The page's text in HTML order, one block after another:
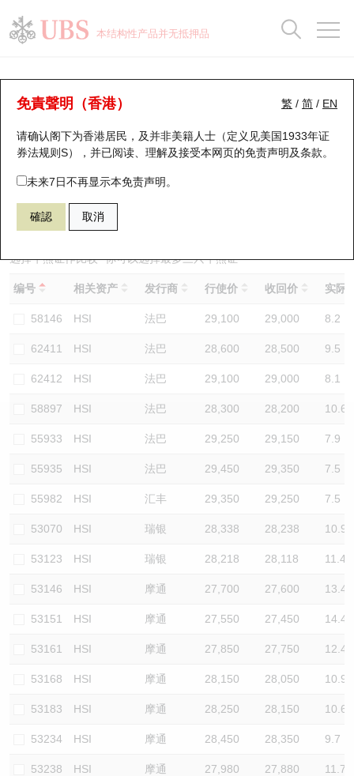
本结构性产品并无抵押品
繁 / 简 / EN
免責聲明（香港）
请确认阁下为香港居民，及并非美籍人士（定义见美国1933年证
券法规则S），并已阅读、理解及接受本网页的免责声明及条款。
未来7日不再显示本免责声明。
確認 取消
牛熊证分析仪
表现 街货统计 比较
53079 瑞银熊证 HSI 恒生指数
选择牛熊证作比较 *你可以选择最多三只牛熊证
编号 相关资产 发行商 行使价 收回价 实际
58146 HSI 法巴 29,100 29,000 8.2
62411 HSI 法巴 28,600 28,500 9.5
62412 HSI 法巴 29,100 29,000 8.1
58897 HSI 法巴 28,300 28,200 10.6
55933 HSI 法巴 29,250 29,150 7.9
55935 HSI 法巴 29,450 29,350 7.5
55982 HSI 汇丰 29,350 29,250 7.5
53070 HSI 瑞银 28,338 28,238 10.9
53123 HSI 瑞银 28,218 28,118 11.4
53146 HSI 摩通 27,700 27,600 13.4
53151 HSI 摩通 27,550 27,450 14.4
53161 HSI 摩通 27,850 27,750 12.4
53168 HSI 摩通 28,150 28,050 10.9
53183 HSI 摩通 28,250 28,150 10.6
53234 HSI 摩通 28,450 28,350 9.7
53238 HSI 摩通 27,980 27,880 11.7
瑞银认股证一览
新发行瑞银认股证
即将到期认股证
认股证到期结算价查找
认股证分析仪
认股证速算机
认股证/牛熊证日志
认股证文件及公告
街货统计
比较
牛熊全景快搜
牛熊证搜寻
牛熊证街货分布图
正股牛熊证列表
新发行瑞银牛熊证
已收回牛熊证剩余价值
牛熊证到期结算价查找
牛熊证分析仪
牛熊证文件及公告
牛熊证文件及公告 (瑞信)
街货统计
比较
十大升幅/跌幅
十大认股证成交分布
十天股证占大市成交
资金流
街货统计
三十大平均引伸波幅
正股分析仪
二十大活跃股份
恒指成份股
国指成份股
科指成份股
相关资产沽空
中资ETFs溢价比较
AH 股价对照
ADR
收市竞价变化
持股比重
显示所有持股比重
每月轮证大市专题
轮证专栏
讲座及教育短片
认股证投资者教育
牛熊证投资者教育
认股证牛熊证常问问题